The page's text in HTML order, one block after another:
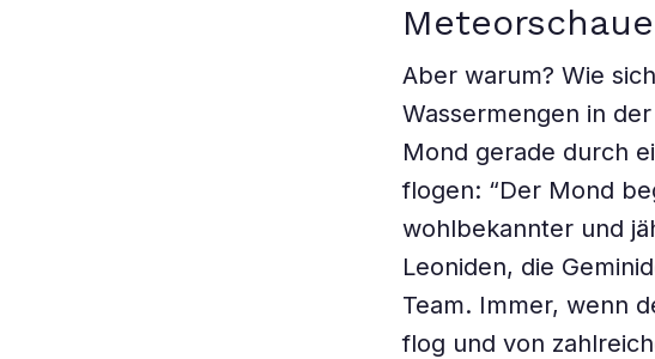
Aber warum? Wie
Wassermengen in
Mond gerade durch
flogen: “Der Mond
wohlbekannter und
Leoniden, die
Team. Immer, wenn
flog und von